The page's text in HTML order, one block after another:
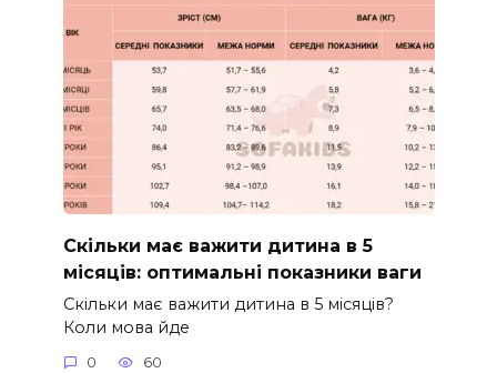
Скільки має важити дитина в 5
місяців: оптимальні показники ваги
Скільки має важити дитина в 5 місяців?
Коли мова йде
0 60